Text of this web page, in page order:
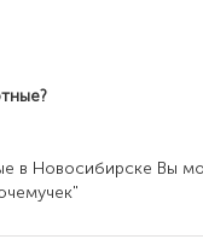
?
в Новосибирске Вы